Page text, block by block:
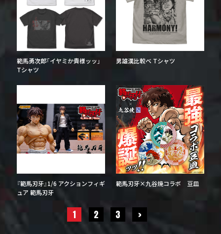
範馬勇次郎「イヤミか貴様ッッ」
Tシャツ
男雄漢比較べ Tシャツ
『範馬刃牙』1/6 アクションフィギ
ュア 範馬刃牙
範馬刃牙×九谷焼コラボ 豆皿
1 2 3 >